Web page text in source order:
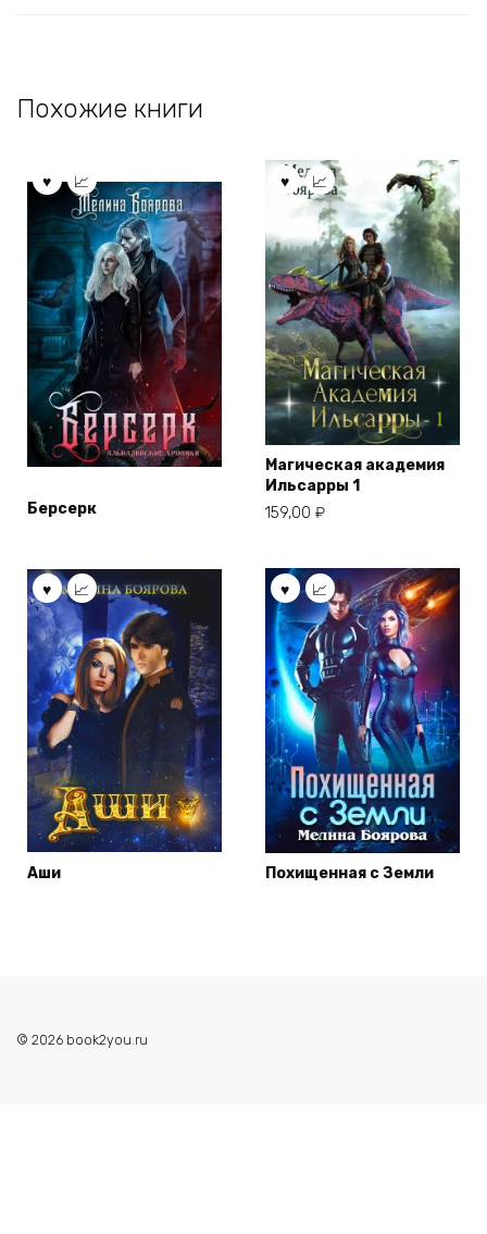
Похожие книги
Берсерк
Магическая академия
Ильсарры 1
159,00 ₽
Аши Похищенная с Земли
© 2026 book2you.ru